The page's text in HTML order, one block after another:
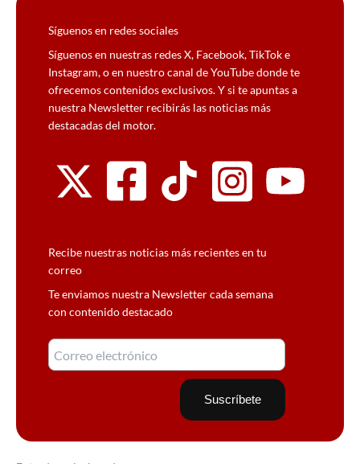
Síguenos en redes sociales
Síguenos en nuestras redes X, Facebook, TikTok e
Instagram, o en nuestro canal de YouTube donde te
ofrecemos contenidos exclusivos. Y si te apuntas a
nuestra Newsletter recibirás las noticias más
destacadas del motor.
Recibe nuestras noticias más recientes en tu
correo
Te enviamos nuestra Newsletter cada semana
con contenido destacado